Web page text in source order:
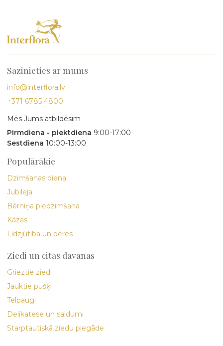
Sazinieties ar mums
info@interflora.lv
+371 6785 4800
Mēs Jums atbildēsim
Pirmdiena - piektdiena 9:00-17:00
Sestdiena 10:00-13:00
Populārākie
Dzimšanas diena
Jubileja
Bērniņa piedzimšana
Kāzas
Līdzjūtība un bēres
Ziedi un citas dāvanas
Grieztie ziedi
Jauktie pušķi
Telpaugi
Delikatese un saldumi
Starptautiskā ziedu piegāde